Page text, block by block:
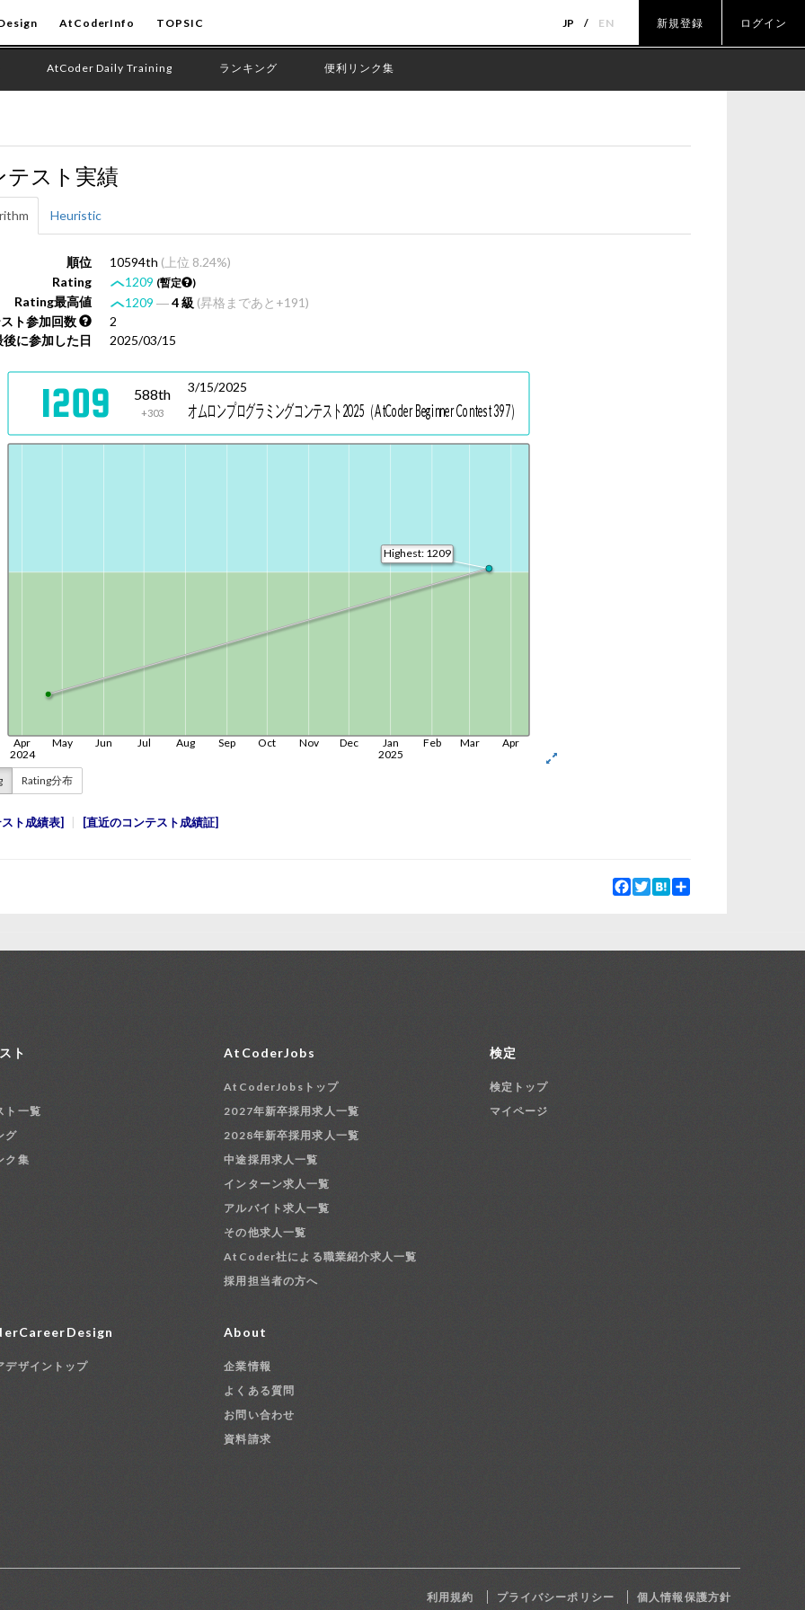
AtCoderInfo TOPSIC JP EN 新規登録 ログイン
AtCoder Daily Training ランキング 便利リンク集
テスト実績
Heuristic
順位 10594th (上位 8.24%)
Rating
1209 (暫定 )
Rating最高値 1209 ―4 級 (昇格まであと+191)
ト参加回数
2
後に参加した日
2025/03/15
Rating分布
スト成績表 直近のコンテスト成績証
Facebook
TwitterHatena
ト
ト一覧
グ
ク集
AtCoderJobs
AtCoderJobsトップ
2027年新卒採用求人一覧
2028年新卒採用求人一覧
中途採用求人一覧
インターン求人一覧
アルバイト求人一覧
その他求人一覧
AtCoder社による職業紹介求人一覧
採用担当者の方へ
検定
検定トップ
マイページ
デザイントップ
About
企業情報
よくある質問
お問い合わせ
資料請求
利用規約 プライバシーポリシー 個人情報保護方針